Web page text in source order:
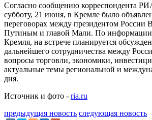
Согласно сообщению корреспондента
субботу, 21 июня, в Кремле было
переговорах между президентом России
Путиным и главой Мали. По
Кремля, на встрече планируется
дальнейшего сотрудничества между
вопросы торговли, экономики,
актуальные темы региональной и
дня.
Источник и фото - ria.ru
предыдущая новость следующая новость